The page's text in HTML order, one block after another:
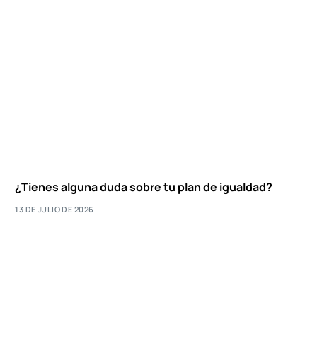
¿Tienes alguna duda sobre tu plan de igualdad?
13 DE JULIO DE 2026